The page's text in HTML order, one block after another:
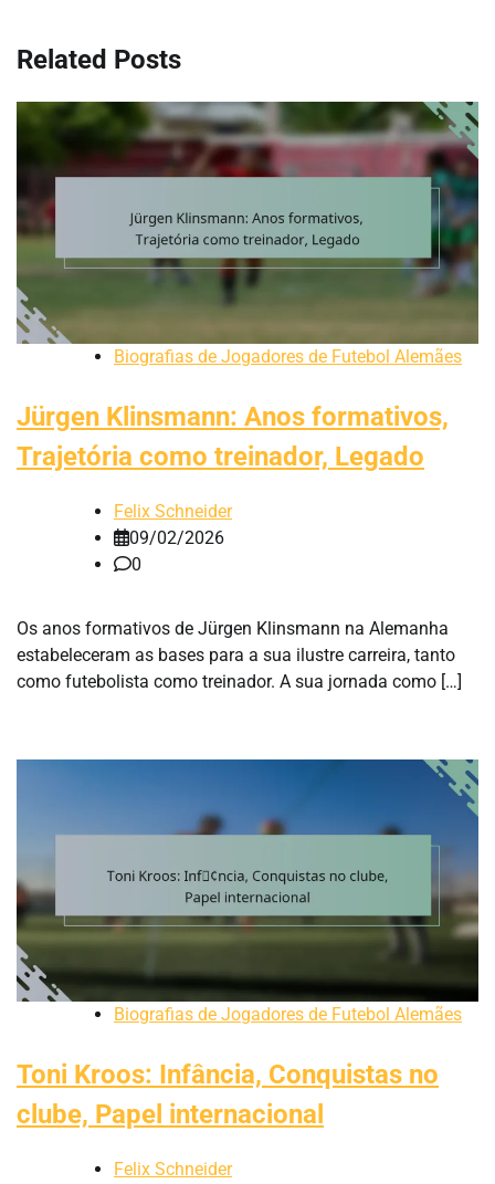
Related Posts
Biografias de Jogadores de Futebol Alemães
Jürgen Klinsmann: Anos formativos,
Trajetória como treinador, Legado
Felix Schneider
09/02/2026
0
Os anos formativos de Jürgen Klinsmann na Alemanha
estabeleceram as bases para a sua ilustre carreira, tanto
como futebolista como treinador. A sua jornada como […]
Biografias de Jogadores de Futebol Alemães
Toni Kroos: Infância, Conquistas no
clube, Papel internacional
Felix Schneider